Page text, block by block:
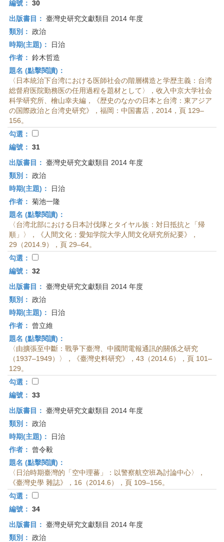
編號： 30
出版書目： 臺灣史研究文獻類目 2014 年度
類別： 政治
時期(主題)：
日治
作者： 鈴木哲造
題名 (點擊閱讀)：
〈日本統治下台湾における医師社会の階層構造と学歴主義：台湾
総督府医院勤務医の任用過程を題材として〉，收入中京大学社会
科学研究所、檜山幸夫編，《歴史のなかの日本と台湾：東アジア
の国際政治と台湾史研究》，福岡：中国書店，2014，頁 129–
156。
勾選：
編號： 31
出版書目： 臺灣史研究文獻類目 2014 年度
類別： 政治
時期(主題)：
日治
作者： 菊池一隆
題名 (點擊閱讀)：
〈台湾北部における日本討伐隊とタイヤル族：対日抵抗と「帰
順」〉，《人間文化：愛知学院大学人間文化研究所紀要》，
29（2014.9），頁 29–64。
勾選：
編號： 32
出版書目： 臺灣史研究文獻類目 2014 年度
類別： 政治
時期(主題)：
日治
作者：
曾立維
題名 (點擊閱讀)：
〈由擴張至中斷：戰爭下臺灣、中國間電報通訊的關係之研究
（1937–1949）〉，《臺灣史料研究》，43（2014.6），頁 101–
129。
勾選：
編號： 33
出版書目： 臺灣史研究文獻類目 2014 年度
類別： 政治
時期(主題)：
日治
作者：
曾令毅
題名 (點擊閱讀)：
〈日治時期臺灣的「空中理蕃」：以警察航空班為討論中心〉，
《臺灣史學 雜誌》，16（2014.6），頁 109–156。
勾選：
編號： 34
出版書目： 臺灣史研究文獻類目 2014 年度
類別： 政治